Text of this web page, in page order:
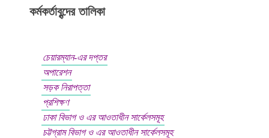
কর্মকর্তাবৃন্দের তালিকা
চেয়ারম্যান-এর দপ্তর
অপারেশন
সড়ক নিরাপত্তা
প্রশিক্ষণ
ঢাকা বিভাগ ও এর আওতাধীন সার্কেলসমূহ
চট্টগ্রাম বিভাগ ও এর আওতাধীন সার্কেলসমূহ